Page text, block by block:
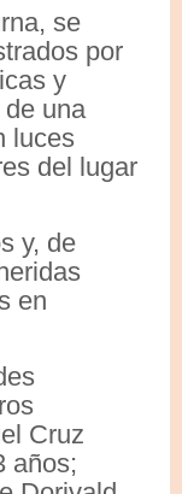
se
por
y
una
luces
del lugar
y, de
en
Cruz
años;